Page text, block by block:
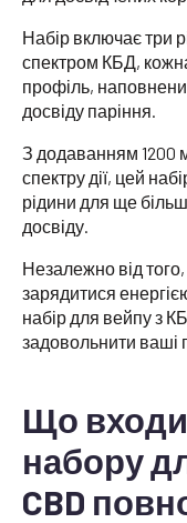
Набір включає три
спектром КБД,
профіль,
досвіду паріння.
З додаванням 1200
спектру дії, цей
рідини для ще
досвіду.
Незалежно від
зарядитися
набір для вейпу з
задовольнити ваші
Що
набору
CBD